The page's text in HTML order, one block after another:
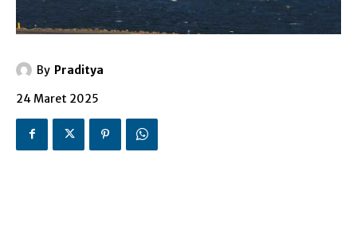
By Praditya
24 Maret 2025